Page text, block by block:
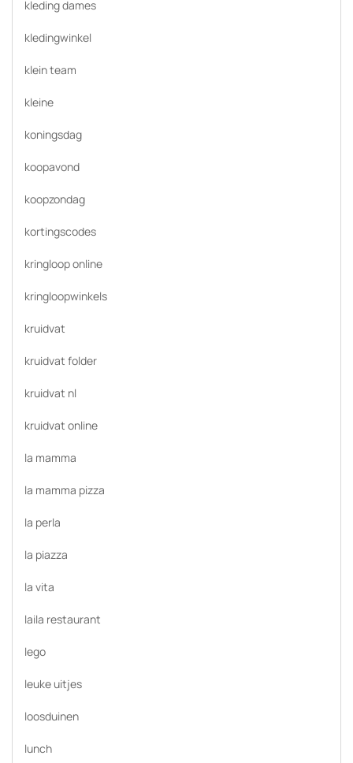
kleding dames
kledingwinkel
klein team
kleine
koningsdag
koopavond
koopzondag
kortingscodes
kringloop online
kringloopwinkels
kruidvat
kruidvat folder
kruidvat nl
kruidvat online
la mamma
la mamma pizza
la perla
la piazza
la vita
laila restaurant
lego
leuke uitjes
loosduinen
lunch